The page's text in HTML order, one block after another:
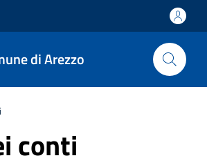
di Arezzo
conti